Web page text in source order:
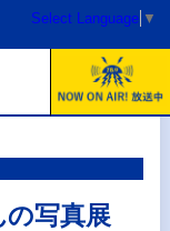
Select Language ▼
写真展